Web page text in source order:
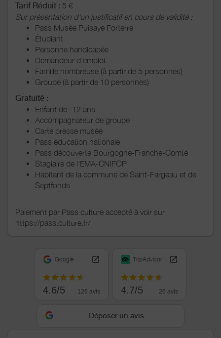
Tarif Réduit : 5 €
Sur présentation d'un justificatif en cours de validité :
Pass Musée Puisaye Forterre
Étudiant
Personne handicapée
Demandeur d'emploi
Famille nombreuse (à partir de 5 personnes)
Groupe (à partir de 10 personnes)
Gratuité :
Enfant de -12 ans
Accompagnateur de groupe
Carte presse musée
Pass éducation nationale
Pass découverte Bourgogne-Franche-Comté
Stagiaire de l'EMA-CNIFOP
Habitant de la commune de Saint-Fargeau et de
Septfonds
Paiement par Pass culture accepté à voir sur
https://pass.culture.fr/
Google
4.6/5 126 avis
TripAdvisor
4.7/5 26 avis
Déposer un avis